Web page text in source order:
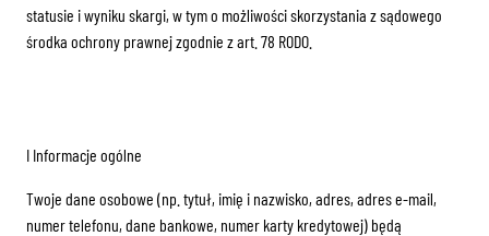
statusie i wyniku skargi, w tym o możliwości skorzystania z sądowego
środka ochrony prawnej zgodnie z art. 78 RODO.
I Informacje ogólne
Twoje dane osobowe (np. tytuł, imię i nazwisko, adres, adres e-mail,
numer telefonu, dane bankowe, numer karty kredytowej) będą